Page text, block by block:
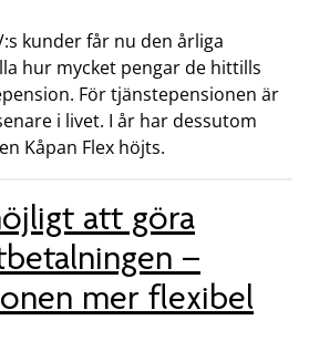
kunder får nu den årliga
hur mycket pengar de hittills
För tjänstepensionen är
i livet. I år har dessutom
Kåpan Flex höjts.
att göra
–
mer flexibel